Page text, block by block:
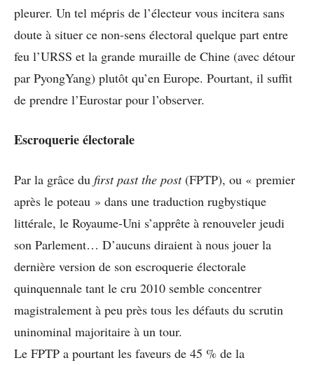
pleurer. Un tel mépris de l’électeur vous incitera sans
doute à situer ce non-sens électoral quelque part entre
feu l’URSS et la grande muraille de Chine (avec détour
par PyongYang) plutôt qu’en Europe. Pourtant, il suffit
de prendre l’Eurostar pour l’observer.
Escroquerie électorale
Par la grâce du first past the post(FPTP), ou « premier
après le poteau » dans une traduction rugbystique
littérale, le Royaume-Uni s’apprête à renouveler jeudi
son Parlement… D’aucuns diraient à nous jouer la
dernière version de son escroquerie électorale
quinquennale tant le cru 2010 semble concentrer
magistralement à peu près tous les défauts du scrutin
uninominal majoritaire à un tour.
Le FPTP a pourtant les faveurs de 45 % de la